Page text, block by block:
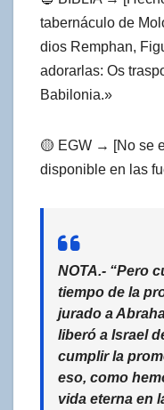
tabernáculo de
dios Remphan,
adorarlas: Os
Babilonia.»
🟡 EGW → [No se
disponible en las
NOTA.- “Pero
tiempo de la
jurado a
liberó a Israel
cumplir la
eso, como
vida eterna en